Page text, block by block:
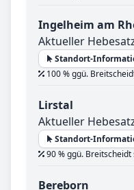
Ingelheim am
Aktueller
Standort-
100 % ggü.
Lirstal
Aktueller
Standort-
90 % ggü. Breitscheidt
Bereborn